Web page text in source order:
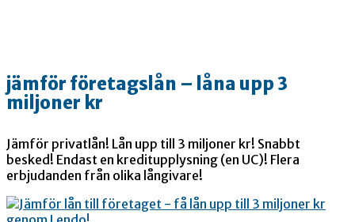
jämför företagslån – låna upp 3
miljoner kr
Jämför privatlån! Lån upp till 3 miljoner kr! Snabbt
besked! Endast en kreditupplysning (en UC)! Flera
erbjudanden från olika långivare!